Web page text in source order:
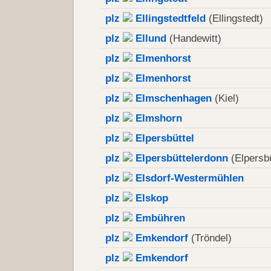
plz
Ellingstedtfeld (Ellingstedt)
plz
Ellund (Handewitt)
plz
Elmenhorst
plz
Elmenhorst
plz
Elmschenhagen (Kiel)
plz
Elmshorn
plz
Elpersbüttel
plz
Elpersbüttelerdonn
plz
Elsdorf-Westermühlen
plz
Elskop
plz
Embühren
plz
Emkendorf (Tröndel)
plz
Emkendorf